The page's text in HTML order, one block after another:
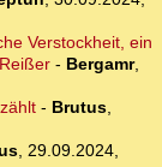
Verstockheit, ein
- Bergamr,
- Brutus,
, 29.09.2024,